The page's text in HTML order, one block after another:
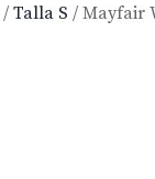
/ Talla S / Mayfair